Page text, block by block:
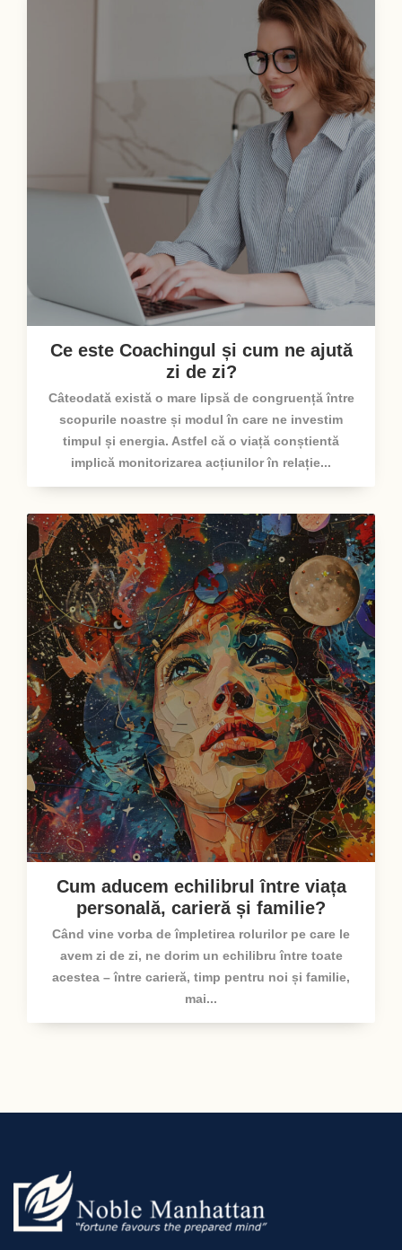
Ce este Coachingul și cum ne ajută
zi de zi?
Câteodată există o mare lipsă de congruență între
scopurile noastre și modul în care ne investim
timpul și energia. Astfel că o viață conștientă
implică monitorizarea acțiunilor în relație...
Cum aducem echilibrul între viața
personală, carieră și familie?
Când vine vorba de împletirea rolurilor pe care le
avem zi de zi, ne dorim un echilibru între toate
acestea – între carieră, timp pentru noi și familie,
mai...